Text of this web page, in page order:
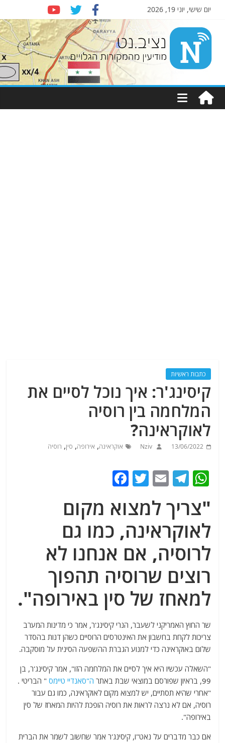
יום שישי, יוני 19, 2026
Nziv.net
מודיעין
מהמקורות
כתבות ראשיות
קיסינג'ר: איך נוכל לסיים את
המלחמה בין רוסיה
לאוקראינה?
13/06/2022
Nziv אוקראינה, אירופה, סין, רוסיה
W
at
s
A
p
p
T
e
g
ra
m
E
ai
l
T
itt
er
c
e
b
o
o
k
"צריך למצוא מקום
לאוקראינה, כמו גם
לרוסיה, אם אנחנו לא
רוצים שרוסיה תהפוך
למאחז של סין באירופה".
שר החוץ האמריקני לשעבר, הנרי קיסינג'ר, אמר כי מדינות המערב
צריכות לקחת בחשבון את האינטרסים הרוסיים כשהן דנות בהסדר
שלום באוקראינה כדי למנוע הגברת ההשפעה הסינית על מוסקבה.
"השאלה עכשיו היא איך לסיים את המלחמה הזו", אמר קיסינג'ר, בן
99, בראיון שפורסם במוצאי שבת באתר
ה"סאנדיי טיימס " הבריטי .
"אחרי שהיא תסתיים, יש למצוא מקום לאוקראינה, כמו גם עבור
רוסיה, אם לא נרצה לראות את רוסיה הופכת להיות המאחז של סין
באירופה".
אם כבר מדברים על נאט"ו, קיסינג'ר אמר שחשוב לשמר את הברית